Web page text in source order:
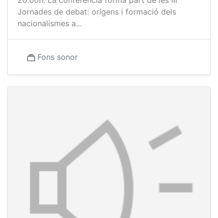
Jornades de debat: orígens i formació dels
nacionalismes a...
Fons sonor